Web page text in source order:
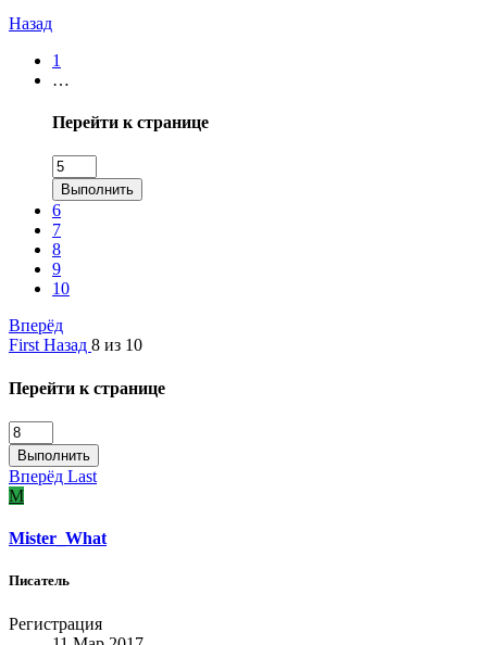
Назад
1
…
Перейти к странице
Выполнить
6
7
8
9
10
Вперёд
First Назад 8 из 10
Перейти к странице
Выполнить
Вперёд Last
M
Mister_What
Писатель
Регистрация